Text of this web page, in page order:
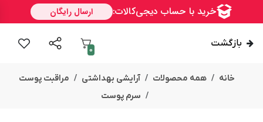
بازگشت
0
خانه همه محصولات آرایشی بهداشتی
مراقبت پوست
سرم پوست